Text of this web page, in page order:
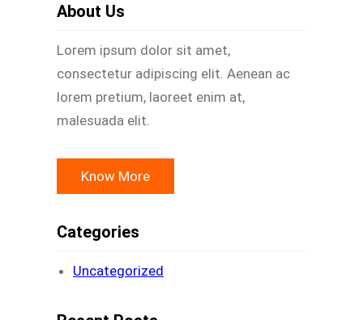
About Us
Lorem ipsum dolor sit amet,
consectetur adipiscing elit. Aenean ac
lorem pretium, laoreet enim at,
malesuada elit.
Know More
Categories
Uncategorized